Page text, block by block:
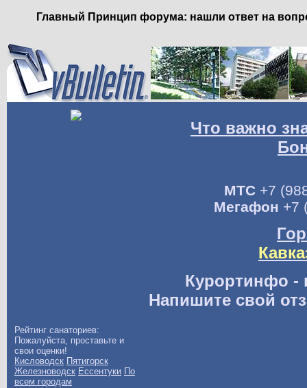
Главный Принцип форума: нашли ответ на
Что важно
МТС+7
Мегафон +7
Курортинфо -
Напишите свой
Рейтинг санаториев:
Пожалуйста, проставьте и
свои оценки!
Кисловодск Пятигорск
Железноводск Ессентуки По
всем городам